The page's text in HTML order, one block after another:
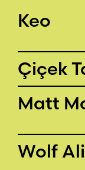
Keo
Çiçek
Matt
Wolf